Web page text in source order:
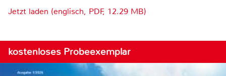
Jetzt laden (englisch, PDF, 12.29 MB)
kostenloses Probeexemplar